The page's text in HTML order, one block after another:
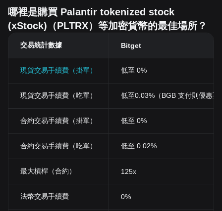
哪裡是購買 Palantir tokenized stock
(xStock)（PLTRX）等加密貨幣的最佳場所？
交易統計數據 Bitget
現貨交易手續費（掛單） 低至 0%
現貨交易手續費（吃單） 低至0.03%（BGB 支付則優惠至
合約交易手續費（掛單） 低至 0%
合約交易手續費（吃單） 低至 0.02%
最大槓桿（合約） 125x
法幣交易手續費 0%